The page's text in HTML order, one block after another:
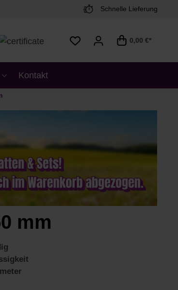
Schnelle Lieferung
0,00 €*
Kontakt
mm